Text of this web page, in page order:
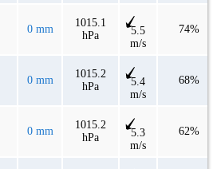
0 mm
1015.1
hPa
5.5
m/s
74%
0 mm
1015.2
hPa
5.4
m/s
68%
0 mm
1015.2
hPa
5.3
m/s
62%